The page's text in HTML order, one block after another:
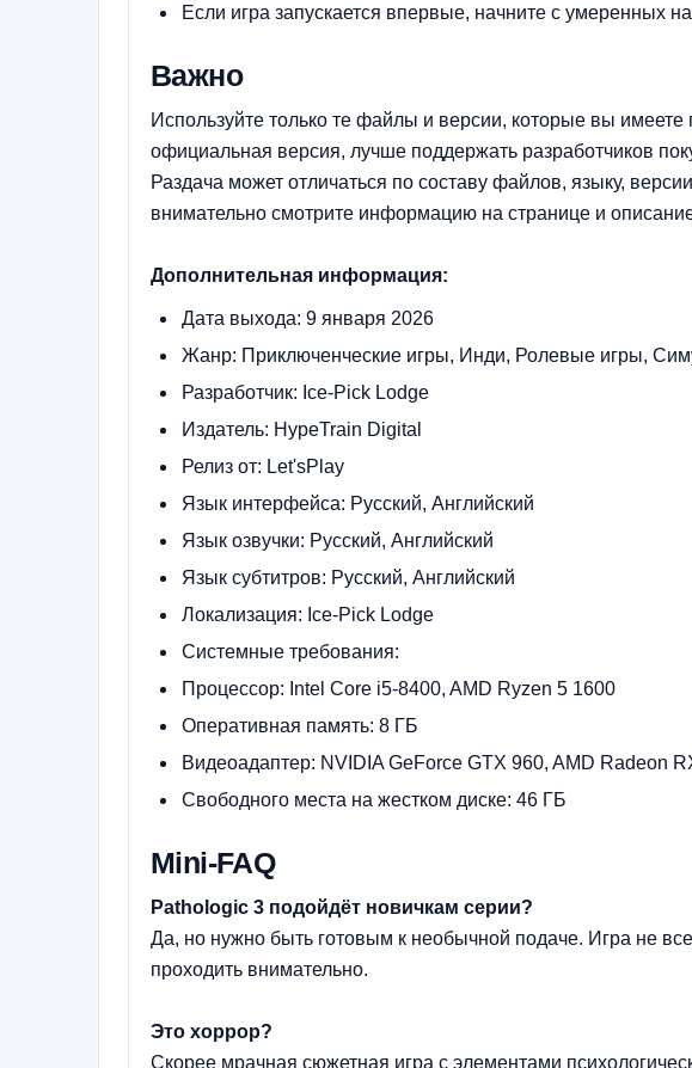
Если игра запускается впервые, начните с умеренных
Важно
Используйте только те файлы и версии, которые вы имеете
официальная версия, лучше поддержать разработчиков
Раздача может отличаться по составу файлов, языку,
внимательно смотрите информацию на странице и
Дополнительная информация:
Дата выхода: 9 января 2026
Жанр: Приключенческие игры, Инди, Ролевые игры,
Разработчик: Ice-Pick Lodge
Издатель: HypeTrain Digital
Релиз от: Let'sРlay
Язык интерфейса: Русский, Английский
Язык озвучки: Русский, Английский
Язык субтитров: Русский, Английский
Локализация: Ice-Pick Lodge
Системные требования:
Процессор: Intel Core i5-8400, AMD Ryzen 5 1600
Оперативная память: 8 ГБ
Видеоадаптер: NVIDIA GeForce GTX 960, AMD Radeon
Свободного места на жестком диске: 46 ГБ
Mini-FAQ
Pathologic 3 подойдёт новичкам серии?
Да, но нужно быть готовым к необычной подаче. Игра не
проходить внимательно.
Это хоррор?
Скорее мрачная сюжетная игра с элементами